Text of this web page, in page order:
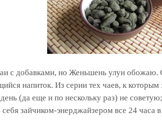
с добавками, но Женьшень улун обожаю.
напиток. Из серии тех чаев, к которым
(да еще и по нескольку раз) не советую;
себя зайчиком-энерджайзером все 24 часа в